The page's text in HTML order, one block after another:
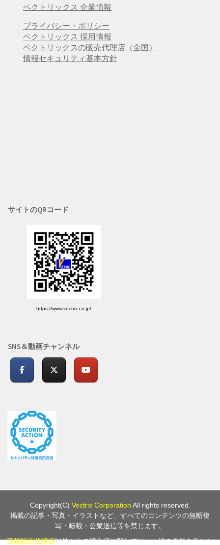
ベクトリックス 企業情報
プライバシー・ポリシー
ベクトリックス 採用情報
ベクトリックスの販売代理店（全国）
情報セキュリティ基本方針
サイトのQRコード
https://www.vectrix.co.jp/
SNS＆動画チャンネル
Copyright(C) Vectrix Corporation All rights reserved.
掲載の記事・写真・イラストなど、すべてのコンテンツの無断複
写・転載・公衆送信等を禁じます。
正規販売代理店以外からの購入品に関しては、一切の責任を負いか